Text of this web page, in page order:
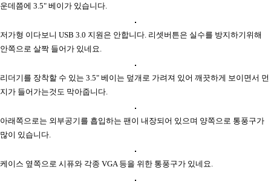
운데쯤에 3.5" 베이가 있습니다.
저가형 이다보니 USB 3.0 지원은 안합니다. 리셋버튼은 실수를 방지하기위해
안쪽으로 살짝 들어가 있네요.
리더기를 장착할 수 있는 3.5" 베이는 덮개로 가려져 있어 깨끗하게 보이면서 먼
지가 들어가는것도 막아줍니다.
아래쪽으로는 외부공기를 흡입하는 팬이 내장되어 있으며 양쪽으로 통풍구가
많이 있습니다.
케이스 옆쪽으로 시퓨와 각종 VGA 등을 위한 통풍구가 있네요.